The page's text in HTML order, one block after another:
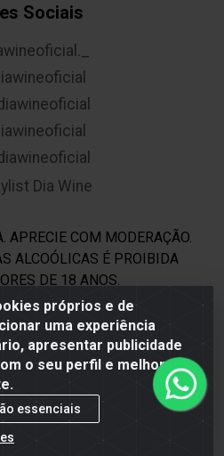
próprios e de
uma experiência
apresentar publicidade
o seu perfil e melhorar a
essenciais
Sociais
Dia Wine
APRECIE COM MODERAÇÃO.
ALCOÓLICAS É PROIBIDA
DE 18 ANOS.
KM 22,5 - Moreno/PE - CEP
69.944.973/0001-85